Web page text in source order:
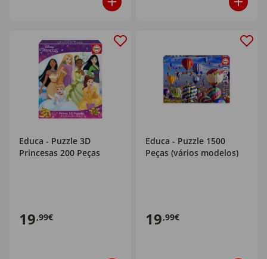
Educa - Puzzle 3D
Princesas 200 Peças
19,99€
Educa - Puzzle 1500
Peças (vários modelos)
19,99€